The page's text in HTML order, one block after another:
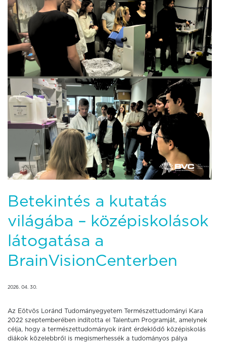
Betekintés a kutatás
világába – középiskolások
látogatása a
BrainVisionCenterben
2026. 04. 30.
Az Eötvös Loránd Tudományegyetem Természettudományi Kara
2022 szeptemberében indította el Talentum Programját, amelynek
célja, hogy a természettudományok iránt érdeklődő középiskolás
diákok közelebbről is megismerhessék a tudományos pálya